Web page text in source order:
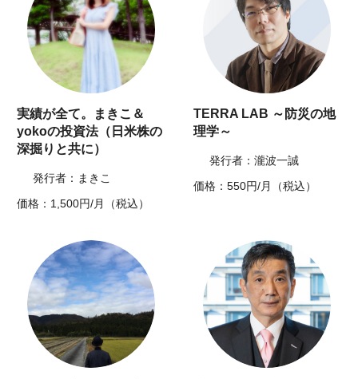
実績が全て。まきこ＆
yokoの投資法（日米株の
深掘りと共に）
発行者：まきこ
価格：1,500円/月（税込）
TERRA LAB ～防災の地
理学～
発行者：瀧波一誠
価格：550円/月（税込）